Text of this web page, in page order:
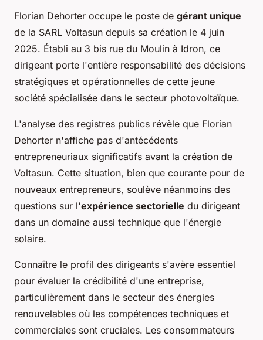
Florian Dehorter occupe le poste de gérant unique
de la SARL Voltasun depuis sa création le 4 juin
2025. Établi au 3 bis rue du Moulin à Idron, ce
dirigeant porte l'entière responsabilité des décisions
stratégiques et opérationnelles de cette jeune
société spécialisée dans le secteur photovoltaïque.
L'analyse des registres publics révèle que Florian
Dehorter n'affiche pas d'antécédents
entrepreneuriaux significatifs avant la création de
Voltasun. Cette situation, bien que courante pour de
nouveaux entrepreneurs, soulève néanmoins des
questions sur l'expérience sectorielle du dirigeant
dans un domaine aussi technique que l'énergie
solaire.
Connaître le profil des dirigeants s'avère essentiel
pour évaluer la crédibilité d'une entreprise,
particulièrement dans le secteur des énergies
renouvelables où les compétences techniques et
commerciales sont cruciales. Les consommateurs